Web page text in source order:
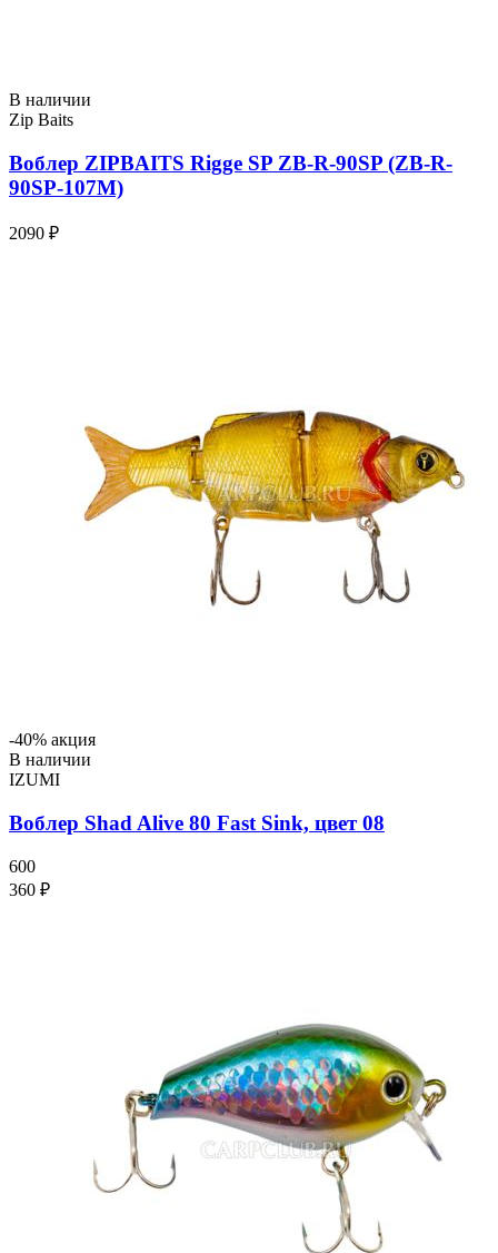
В наличии
Zip Baits
Воблер ZIPBAITS Rigge SP ZB-R-90SP (ZB-R-
90SP-107M)
2090 ₽
-40% акция
В наличии
IZUMI
Воблер Shad Alive 80 Fast Sink, цвет 08
600
360 ₽